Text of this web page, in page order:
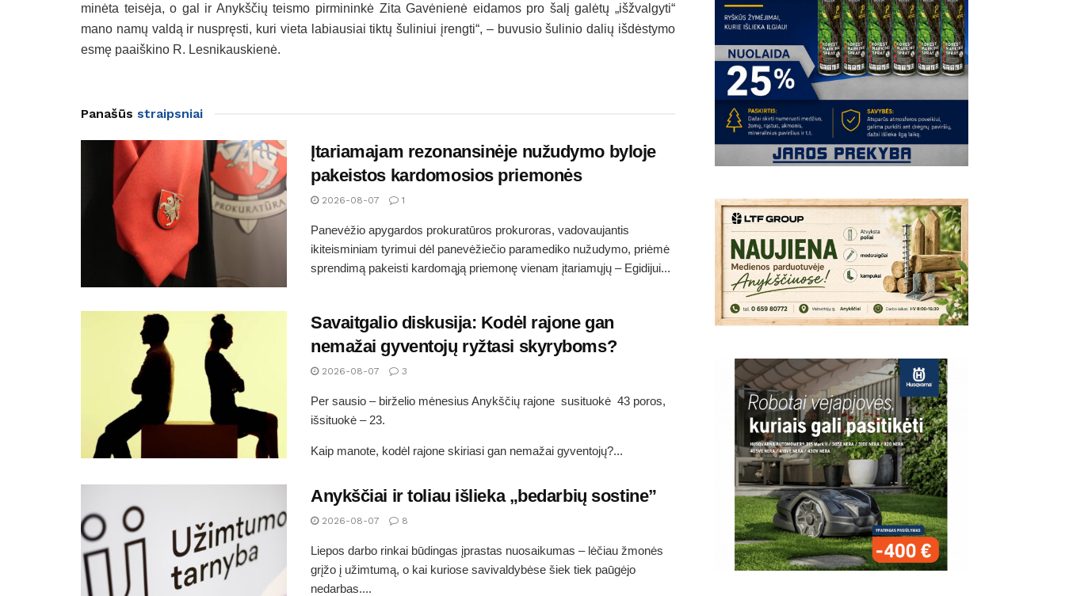
minėta teisėja, o gal ir Anykščių teismo pirmininkė Zita Gavėnienė eidamos pro šalį galėtų „išžvalgyti“
mano namų valdą ir nuspręsti, kuri vieta labiausiai tiktų šuliniui įrengti“, – buvusio šulinio dalių išdėstymo
esmę paaiškino R. Lesnikauskienė.
Panašūs straipsniai
Įtariamajam rezonansinėje nužudymo byloje
pakeistos kardomosios priemonės
2026-08-07 1
Panevėžio apygardos prokuratūros prokuroras, vadovaujantis
ikiteisminiam tyrimui dėl panevėžiečio paramediko nužudymo, priėmė
sprendimą pakeisti kardomąją priemonę vienam įtariamųjų – Egidijui...
Savaitgalio diskusija: Kodėl rajone gan
nemažai gyventojų ryžtasi skyryboms?
2026-08-07 3
Per sausio – birželio mėnesius Anykščių rajone susituokė 43 poros,
išsituokė – 23.
Kaip manote, kodėl rajone skiriasi gan nemažai gyventojų?...
Anykščiai ir toliau išlieka „bedarbių sostine”
2026-08-07 8
Liepos darbo rinkai būdingas įprastas nuosaikumas – lėčiau žmonės
grįžo į užimtumą, o kai kuriose savivaldybėse šiek tiek paūgėjo
nedarbas....